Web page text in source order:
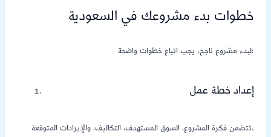
خطوات بدء مشروعك في السعودية
لبدء مشروع ناجح، يجب اتباع خطوات واضحة:
إعداد خطة عمل
تتضمن فكرة المشروع، السوق المستهدف، التكاليف، والإيرادات المتوقعة.